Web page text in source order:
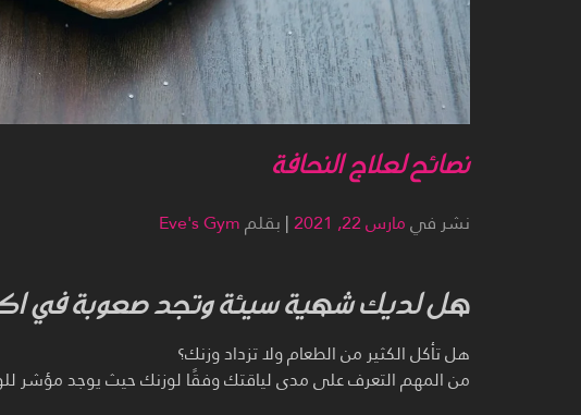
نصائح لعلاج النحافة
نشر فيمارس 22, 2021 | بقلمEve's Gym
هل لديك شهية سيئة وتجد صعوبة في
هل تأكل الكثير من الطعام ولا تزداد وزنك؟
من المهم التعرف على مدى لياقتك وفقًا لوزنك حيث يوجد مؤشر